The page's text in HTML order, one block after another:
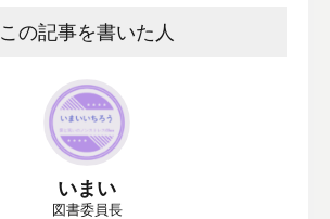
この記事を書いた人
いまい
図書委員長